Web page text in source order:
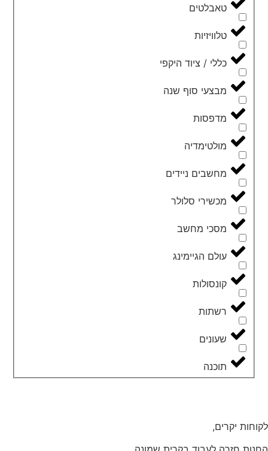
טאבלטים
טלוויזיות
כללי / ציוד היקפי
מבצעי סוף שנה
מדפסות
מולטימדיה
מחשבים ניידים
מכשירי סלולר
מסכי מחשב
עולם הגיימינג
קונסולות
רשתות
שעונים
תוכנה
לקוחות יקרים,